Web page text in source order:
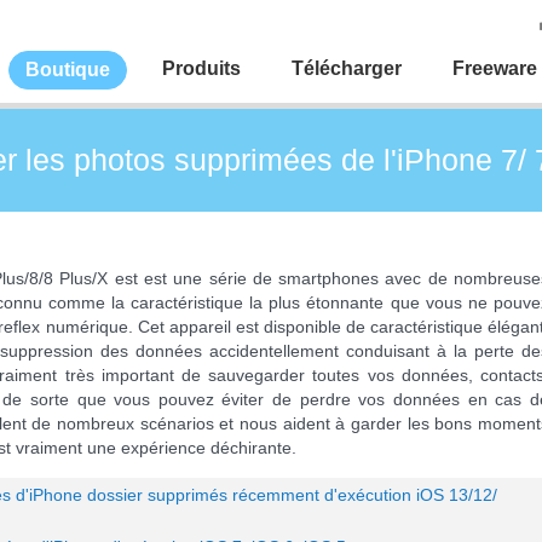
Boutique Produits Télécharger Freeware
les photos supprimées de l'iPhone 7/
8/8 Plus/X est est une série de smartphones avec de
comme la caractéristique la plus étonnante que vous ne
numérique. Cet appareil est disponible de caractéristique
des données accidentellement conduisant à la perte
très important de sauvegarder toutes vos données,
sorte que vous pouvez éviter de perdre vos données en cas
de nombreux scénarios et nous aident à garder les bons
vraiment une expérience déchirante.
d'iPhone dossier supprimés récemment d'exécution iOS 13/12/